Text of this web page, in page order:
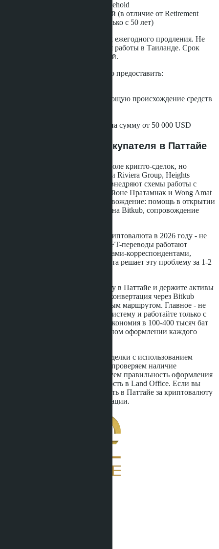
Право собственности - Freehold
Возраст покупателя: любой (в отличие от Retirement
Visa, которая доступна только с 50 лет)
Виза выдаётся на 1 год с правом ежегодного продления. Не
требует наличия Work Permit для работы в Таиланде. Срок
рассмотрения заявки - 30-45 дней.
Для получения визы необходимо предоставить:
FET-справку, подтверждающую происхождение средств
Медицинскую страховку на сумму от 50 000 USD
Что это значит для покупателя в Паттайе
Паттайя отстаёт от Пхукета по доле крипто-сделок, но
ситуация меняется. Застройщики Riviera Group, Heights
Holdings, Raimon Land активно внедряют схемы работы с
Bitkub. Несколько проектов в районе Пратамнак и Wong Amat
уже предлагают пакетное сопровождение: помощь в открытии
банковского счёта, регистрация на Bitkub, сопровождение
Для российских покупателей криптовалюта в 2026 году - не
экзотика, а необходимость. SWIFT-переводы работают
нестабильно, блокируются банками-корреспондентами,
задерживаются на недели. Крипта решает эту проблему за 1-2
Если вы рассматриваете покупку в Паттайе и держите активы
в USDT, Bitcoin или Ethereum - конвертация через Bitkub
станет самым быстрым и дешёвым маршрутом. Главное - не
пытайтесь обойти банковскую систему и работайте только с
лицензированными биржами. Экономия в 100-400 тысяч бат
реальна, но только при правильном оформлении каждого
Наша компания сопровождает сделки с использованием
криптовалюты с 2024 года. Мы проверяем наличие
иностранной квоты, контролируем правильность оформления
FET и регистрируем собственность в Land Office. Если вы
планируете купить недвижимость в Паттайе за криптовалюту
- свяжитесь с нами для консультации.